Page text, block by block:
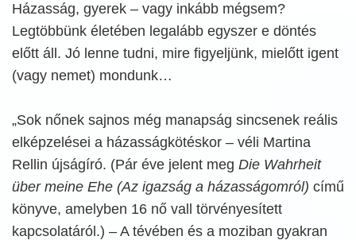
Házasság, gyerek – vagy inkább mégsem?
Legtöbbünk életében legalább egyszer e döntés
előtt áll. Jó lenne tudni, mire figyeljünk, mielőtt igent
(vagy nemet) mondunk…
„Sok nőnek sajnos még manapság sincsenek reális
elképzelései a házasságkötéskor – véli Martina
Rellin újságíró. (Pár éve jelent meg Die Wahrheit
über meine Ehe (Az igazság a házasságomról) című
könyve, amelyben 16 nő vall törvényesített
kapcsolatáról.) – A tévében és a moziban gyakran